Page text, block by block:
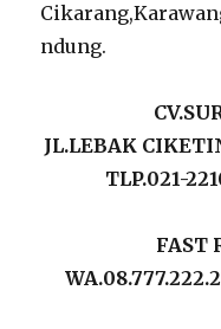
ndung.
JL.LEBAK
TLP.021-
FAST